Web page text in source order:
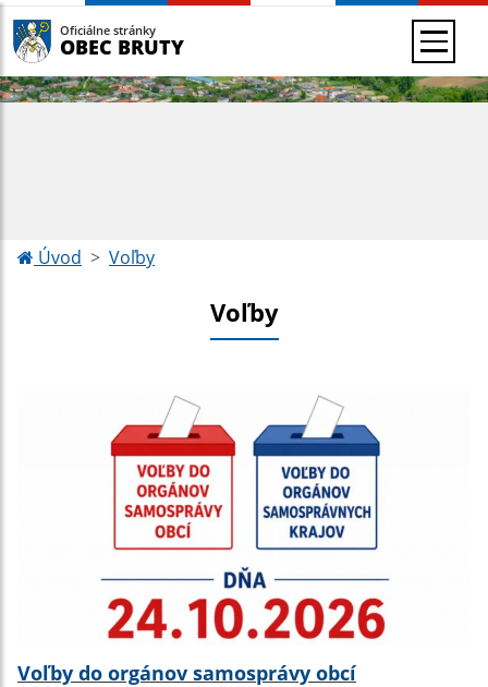
Oficiálne stránky
OBEC BRUTY
Úvod Voľby
Voľby
Voľby do orgánov samosprávy obcí